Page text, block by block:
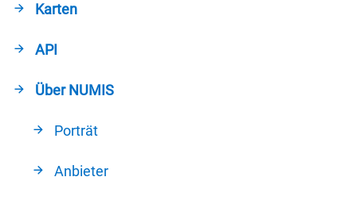
Karten
API
Über NUMIS
Porträt
Anbieter